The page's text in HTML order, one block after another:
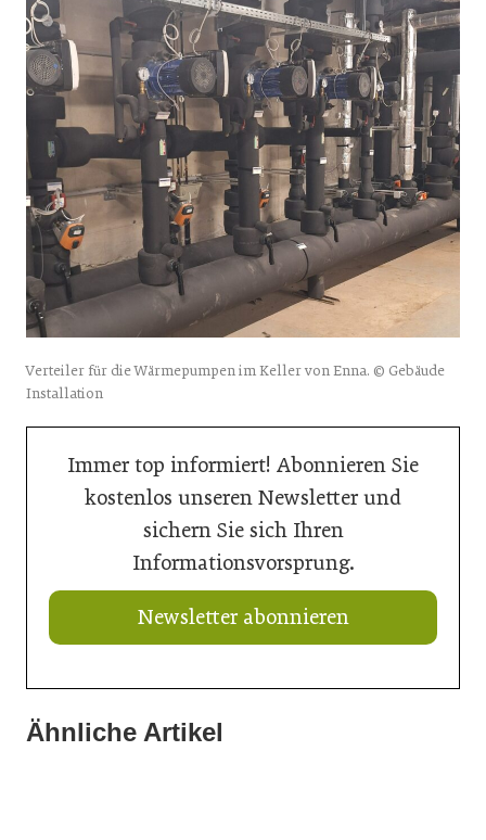
Verteiler für die Wärmepumpen im Keller von Enna. © Gebäude
Installation
Immer top informiert! Abonnieren Sie
kostenlos unseren Newsletter und
sichern Sie sich Ihren
Informationsvorsprung.
Newsletter abonnieren
Ähnliche Artikel
21. Juli 2026